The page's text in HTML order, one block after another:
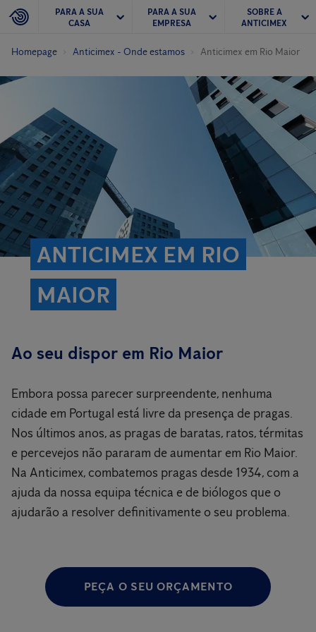
PARA A SUA
CASA
PARA A SUA
EMPRESA
SOBRE A
ANTICIMEX
Homepage Anticimex - Onde estamos Anticimex em Rio Maior
ANTICIMEX EM RIO
MAIOR
Ao seu dispor em Rio Maior
Embora possa parecer surpreendente, nenhuma
cidade em Portugal está livre da presença de pragas.
Nos últimos anos, as pragas de baratas, ratos, térmitas
e percevejos não pararam de aumentar em Rio Maior.
Na Anticimex, combatemos pragas desde 1934, com a
ajuda da nossa equipa técnica e de biólogos que o
ajudarão a resolver definitivamente o seu problema.
PEÇA O SEU ORÇAMENTO